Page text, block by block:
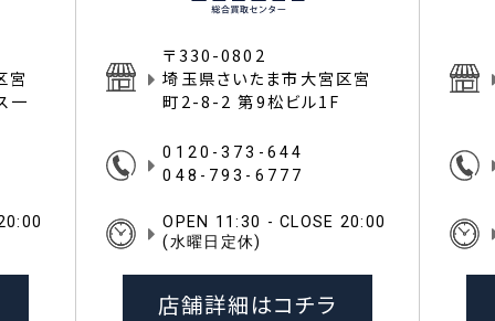
宮
一
〒330-0802
埼玉県さいたま市大宮区宮
町2-8-2 第9松ビル1F
0120-373-644
048-793-6777
OPEN 11:30 - CLOSE 20:00
(水曜日定休)
店舗詳細はコチラ